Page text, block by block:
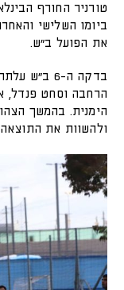
טורניר החורף
ביומו השלישי
את הפועל ב"ש.
בדקה ה-6
הרחבה וסחט פנדל,
הימנית. בהמשך
ולהשוות את התוצאה, אך